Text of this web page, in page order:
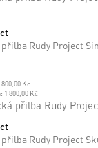
Rudy Project
800,00 Kč
1 800,00 Kč
Rudy Project